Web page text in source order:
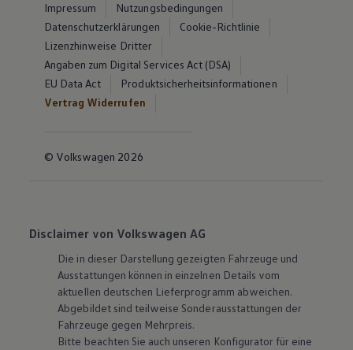
Impressum
Nutzungsbedingungen
Datenschutzerklärungen
Cookie-Richtlinie
Lizenzhinweise Dritter
Angaben zum Digital Services Act (DSA)
EU Data Act
Produktsicherheitsinformationen
Vertrag Widerrufen
© Volkswagen 2026
Disclaimer von Volkswagen AG
Die in dieser Darstellung gezeigten Fahrzeuge und
Ausstattungen können in einzelnen Details vom
aktuellen deutschen Lieferprogramm abweichen.
Abgebildet sind teilweise Sonderausstattungen der
Fahrzeuge gegen Mehrpreis.
Bitte beachten Sie auch unseren Konfigurator für eine